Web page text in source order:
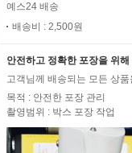
예스24 배송
배송비 : 2,500원
안전하고 정확한 포장을 위
고객님께 배송되는 모든 상
목적 : 안전한 포장 관리
촬영범위 : 박스 포장 작업